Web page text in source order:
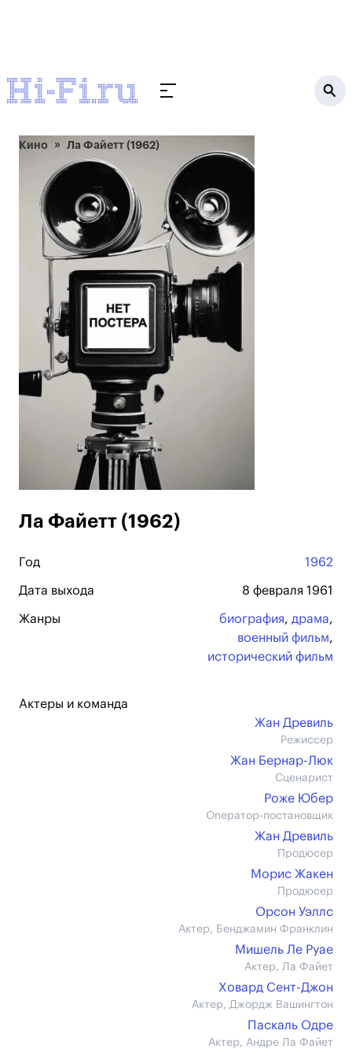
Кино Ла Файетт (1962)
Ла Файетт (1962)
Год 1962
Дата выхода 8 февраля 1961
Жанры биография, драма,
военный фильм,
исторический фильм
Актеры и команда
Жан Древиль
Режиссер
Жан Бернар-Люк
Сценарист
Роже Юбер
Оператор-постановщик
Жан Древиль
Продюсер
Морис Жакен
Продюсер
Орсон Уэллс
Актер, Бенджамин Франклин
Мишель Ле Руае
Актер, Ла Файет
Ховард Сент-Джон
Актер, Джордж Вашингтон
Паскаль Одре
Актер, Андре Ла Файет